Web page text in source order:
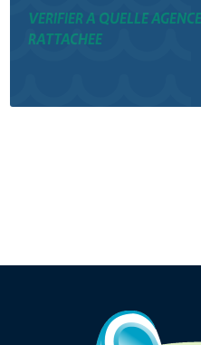
VERIFIER A QUELLE
RATTACHEE